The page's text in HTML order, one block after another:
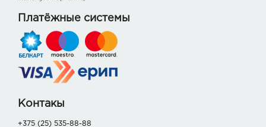
Платёжные системы
Контакы
+375 (25) 535-88-88